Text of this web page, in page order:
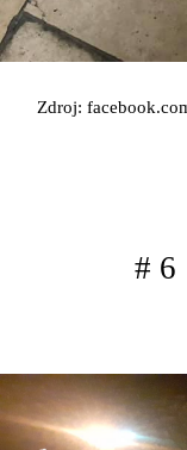
Zdroj:
# 6